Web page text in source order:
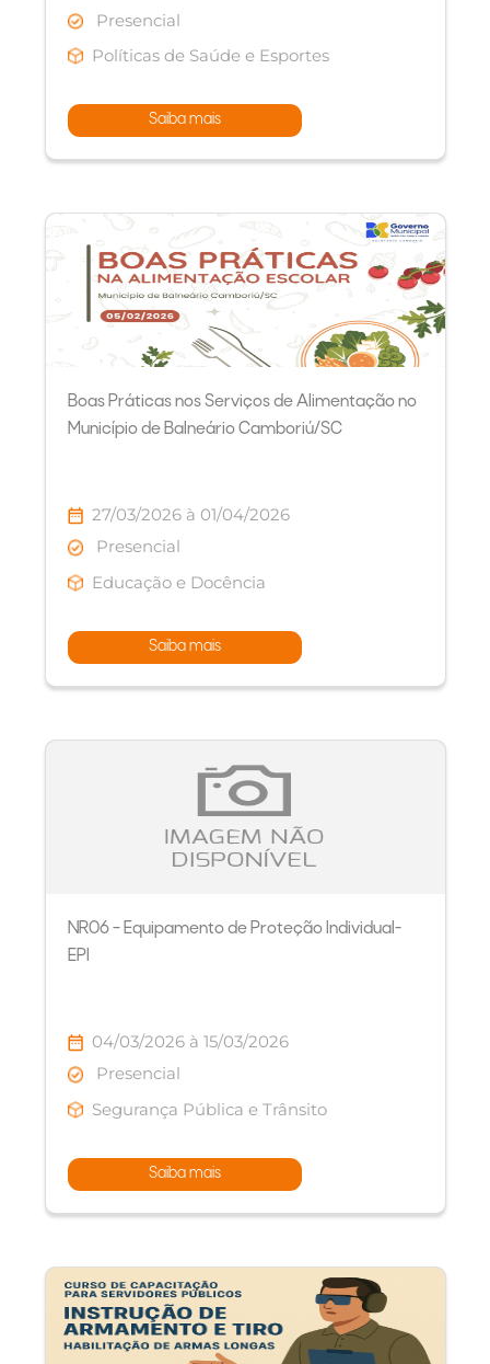
Presencial
Políticas de Saúde e Esportes
Saiba mais
Boas Práticas nos Serviços de Alimentação no
Município de Balneário Camboriú/SC
27/03/2026 à 01/04/2026
Presencial
Educação e Docência
Saiba mais
NR06 – Equipamento de Proteção Individual-
EPI
04/03/2026 à 15/03/2026
Presencial
Segurança Pública e Trânsito
Saiba mais